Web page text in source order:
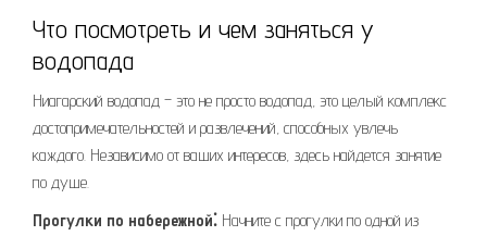
Что посмотреть и чем заняться у
водопада
Ниагарский водопад – это не просто водопад, это целый комплекс
достопримечательностей и развлечений, способных увлечь
каждого. Независимо от ваших интересов, здесь найдется занятие
по душе.
Прогулки по набережной⁚ Начните с прогулки по одной из